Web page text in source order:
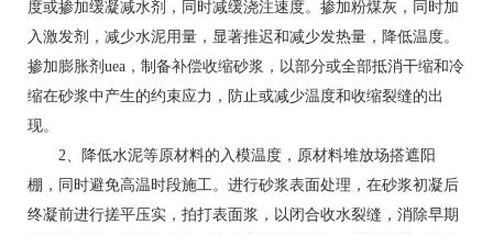
度或掺加缓凝减水剂，同时减缓浇注速度。掺加粉煤灰，同时加
入激发剂，减少水泥用量，显著推迟和减少发热量，降低温度。
掺加膨胀剂uea，制备补偿收缩砂浆，以部分或全部抵消干缩和冷
缩在砂浆中产生的约束应力，防止或减少温度和收缩裂缝的出
现。
2、降低水泥等原材料的入模温度，原材料堆放场搭遮阳
棚，同时避免高温时段施工。进行砂浆表面处理，在砂浆初凝后
终凝前进行搓平压实，拍打表面浆，以闭合收水裂缝，消除早期